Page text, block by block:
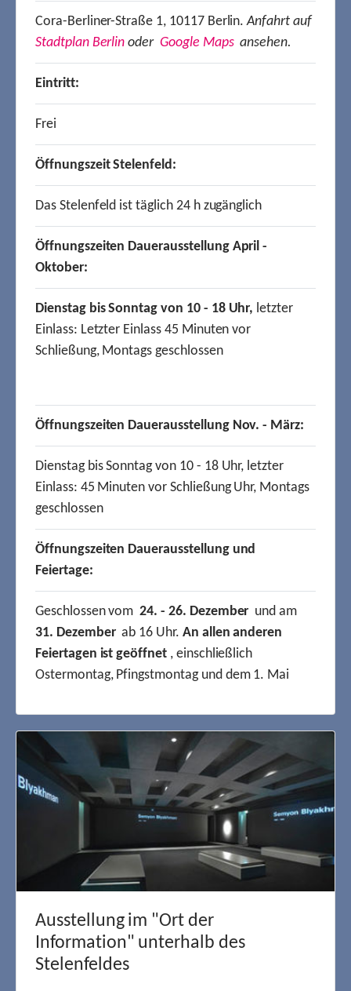
Ausstellung im "Ort der
Information" unterhalb des
Stelenfeldes
Cora-Berliner-Straße 1, 10117 Berlin.Anfahrt auf
Stadtplan Berlin oder Google Mapsansehen.
Eintritt:
Frei
Öffnungszeit Stelenfeld:
Das Stelenfeld ist täglich 24 h zugänglich
Öffnungszeiten Dauerausstellung April -
Oktober:
Dienstag bis Sonntag von 10 - 18 Uhr, letzter
Einlass: Letzter Einlass 45 Minuten vor
Schließung, Montags geschlossen
Öffnungszeiten Dauerausstellung Nov. - März:
Dienstag bis Sonntag von 10 - 18 Uhr, letzter
Einlass: 45 Minuten vor Schließung Uhr, Montags
geschlossen
Öffnungszeiten Dauerausstellung und
Feiertage:
Geschlossen vom24. - 26. Dezember und am
31. Dezemberab 16 Uhr. An allen anderen
Feiertagen ist geöffnet, einschließlich
Ostermontag, Pfingstmontag und dem 1. Mai